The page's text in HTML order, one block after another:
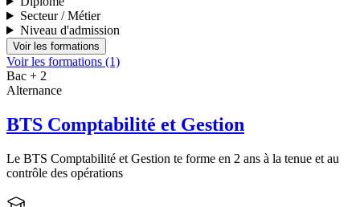
Secteur / Métier
Niveau d'admission
Voir les formations (1)
Bac + 2
Alternance
BTS Comptabilité et Gestion
Le BTS Comptabilité et Gestion te forme en 2 ans à la tenue et au
contrôle des opérations